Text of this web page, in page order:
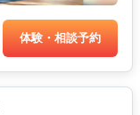
体験・相談予約